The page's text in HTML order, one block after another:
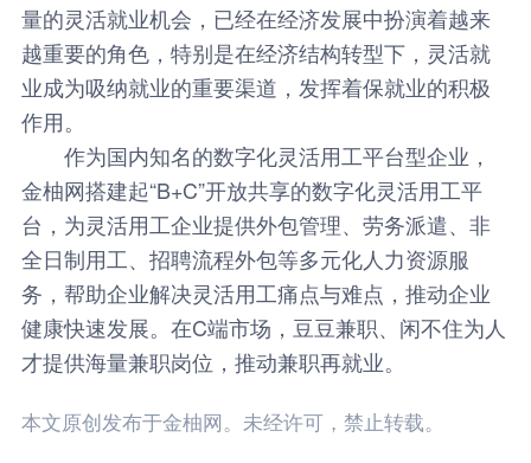
量的灵活就业机会，已经在经济发展中扮演着越来
越重要的角色，特别是在经济结构转型下，灵活就
业成为吸纳就业的重要渠道，发挥着保就业的积极
作用。
作为国内知名的数字化灵活用工平台型企业，
金柚网搭建起“B+C”开放共享的数字化灵活用工平
台，为灵活用工企业提供外包管理、劳务派遣、非
全日制用工、招聘流程外包等多元化人力资源服
务，帮助企业解决灵活用工痛点与难点，推动企业
健康快速发展。在C端市场，豆豆兼职、闲不住为人
才提供海量兼职岗位，推动兼职再就业。
本文原创发布于金柚网。未经许可，禁止转载。